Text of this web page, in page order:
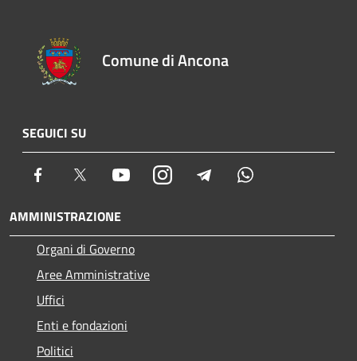
Comune di Ancona
SEGUICI SU
Facebook Twitter YoutubeInstagram Telegram
AMMINISTRAZIONE
Organi di Governo
Aree Amministrative
Uffici
Enti e fondazioni
Politici